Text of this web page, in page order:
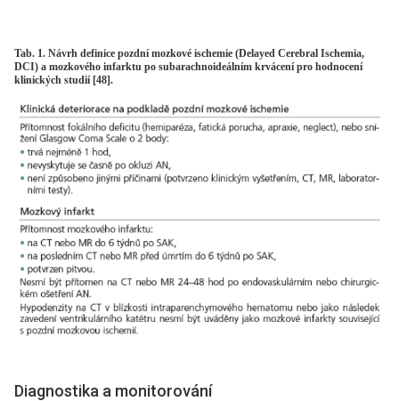
Tab. 1. Návrh definice pozdní mozkové ischemie (Delayed Cerebral Ischemia,
DCI) a mozkového infarktu po subarachnoideálním krvácení pro hodnocení
klinických studií [48].
Dia­gnostika a monitorování